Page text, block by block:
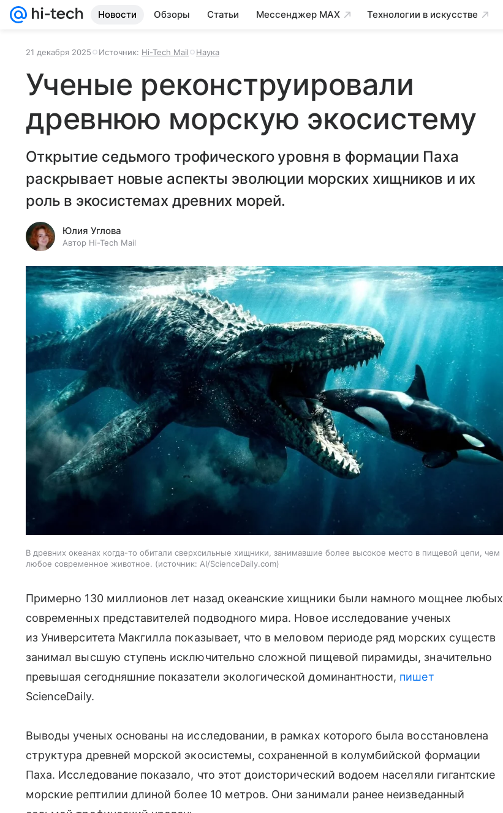
Новости Обзоры Статьи Мессенджер MAX Технологии в искусстве
21 декабря 2025 Источник: Hi-Tech Mail Наука
Ученые реконструировали
древнюю морскую экосистему
Открытие седьмого трофического уровня в формации Паха
раскрывает новые аспекты эволюции морских хищников и их
роль в экосистемах древних морей.
Юлия Углова
Автор Hi-Tech Mail
В древних океанах когда-то обитали сверхсильные хищники, занимавшие более высокое место в пищевой цепи, чем
любое современное животное.
источник: AI/ScienceDaily.com
Примерно 130 миллионов лет назад океанские хищники были намного мощнее любых
современных представителей подводного мира. Новое исследование ученых
из Университета Макгилла показывает, что в меловом периоде ряд морских существ
занимал высшую ступень исключительно сложной пищевой пирамиды, значительно
превышая сегодняшние показатели экологической доминантности, пишет
ScienceDaily.
Выводы ученых основаны на исследовании, в рамках которого была восстановлена
структура древней морской экосистемы, сохраненной в колумбийской формации
Паха. Исследование показало, что этот доисторический водоем населяли гигантские
морские рептилии длиной более 10 метров. Они занимали ранее неизведанный